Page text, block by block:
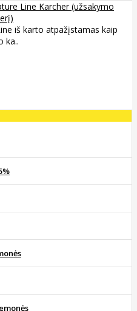
Line Karcher (užsakymo
iš karto atpažįstamas kaip
ka..